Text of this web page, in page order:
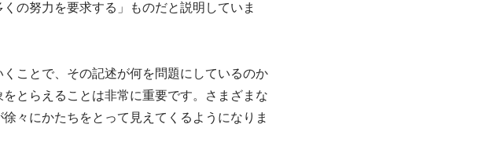
の努力を要求する」ものだと説明していま
ことで、その記述が何を問題にしているのか
とらえることは非常に重要です。さまざまな
々にかたちをとって見えてくるようになりま